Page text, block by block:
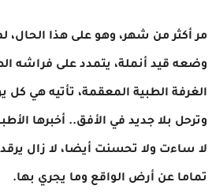
مر أكثر من شهر، وهو على هذا الحال،
وضعه قيد أنملة، يتمدد على فراشه
الغرفة الطبية المعقمة، تأتيه هي كل
وترحل بلا جديد في الأفق.. أخبرها
لا ساءت ولا تحسنت أيضا، لا زال
تماما عن أرض الواقع وما يجري بها.